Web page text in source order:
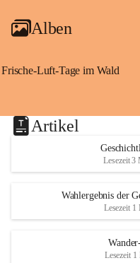
Alben
Frische-Luft-Tage im Wald
Artikel
Lesezeit 3
Wahlergebnis der
Lesezeit 1
Lesezeit